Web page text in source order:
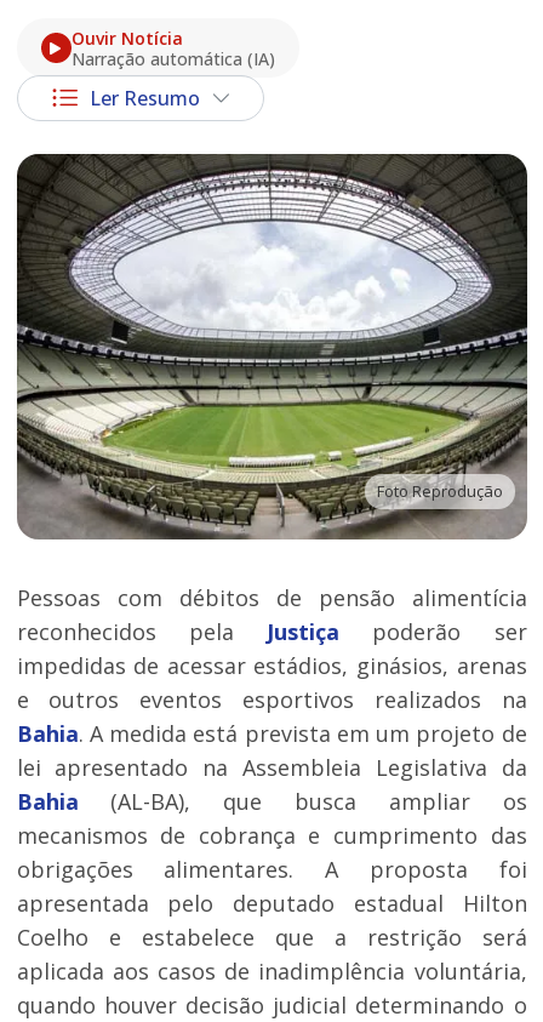
Ouvir Notícia
Narração automática (IA)
Ler Resumo
Foto Reprodução
Pessoas com débitos de pensão alimentícia
reconhecidos pela Justiça poderão ser
impedidas de acessar estádios, ginásios, arenas
e outros eventos esportivos realizados na
Bahia. A medida está prevista em um projeto de
lei apresentado na Assembleia Legislativa da
Bahia (AL-BA), que busca ampliar os
mecanismos de cobrança e cumprimento das
obrigações alimentares. A proposta foi
apresentada pelo deputado estadual Hilton
Coelho e estabelece que a restrição será
aplicada aos casos de inadimplência voluntária,
quando houver decisão judicial determinando o